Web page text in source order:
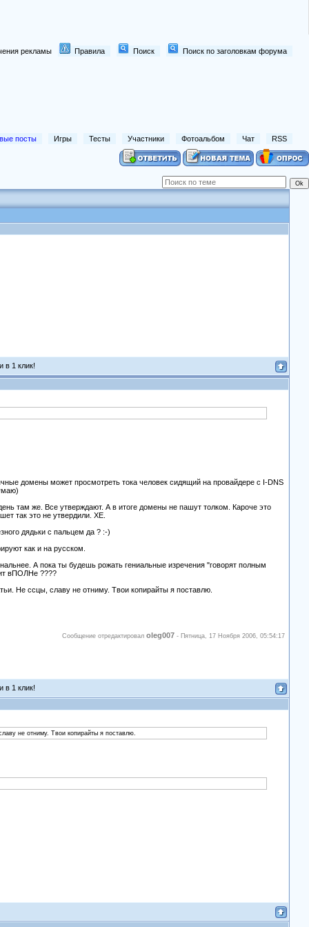
рекламы Правила Поиск Поиск по заголовкам форума
посты Игры Тесты Участники Фотоальбом Чат RSS
в 1 клик!
домены может просмотреть тока человек сидящий на провайдере с I-DNS
там же. Все утверждают. А в итоге домены не пашут толком. Кароче это
так это не утвердили. ХЕ.
дядьки с пальцем да ? :-)
как и на русском.
А пока ты будешь рожать гениальные изречения "говорят полным
вПОЛНе ????
Не ссцы, славу не отниму. Твои копирайты я поставлю.
Сообщение отредактировалoleg007 - Пятница, 17 Ноября 2006, 05:54:17
в 1 клик!
не отниму. Твои копирайты я поставлю.